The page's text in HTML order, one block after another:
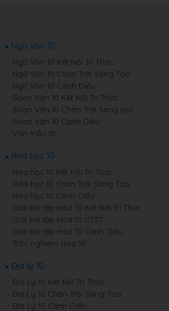
Ngữ văn 10
Ngữ Văn 10 Kết Nối Tri Thức
Ngữ Văn 10 Chân Trời Sáng Tạo
Ngữ Văn 10 Cánh Diều
Soạn Văn 10 Kết Nối Tri Thức
Soạn Văn 10 Chân Trời Sáng tạo
Soạn Văn 10 Cánh Diều
Văn mẫu 10
Hoá học 10
Hóa học 10 Kết Nối Tri Thức
Hóa học 10 Chân Trời Sáng Tạo
Hóa học 10 Cánh Diều
Giải bài tập Hóa 10 Kết Nối Tri Thức
Giải bài tập Hóa 10 CTST
Giải bài tập Hóa 10 Cánh Diều
Trắc nghiệm Hóa 10
Địa lý 10
Địa Lý 10 Kết Nối Tri Thức
Địa Lý 10 Chân Trời Sáng Tạo
Địa Lý 10 Cánh Diều